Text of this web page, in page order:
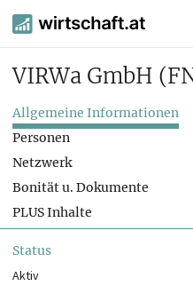
VIRWa GmbH
Allgemeine Informationen
Personen
Netzwerk
Bonität u. Dokumente
PLUS Inhalte
Status
Aktiv